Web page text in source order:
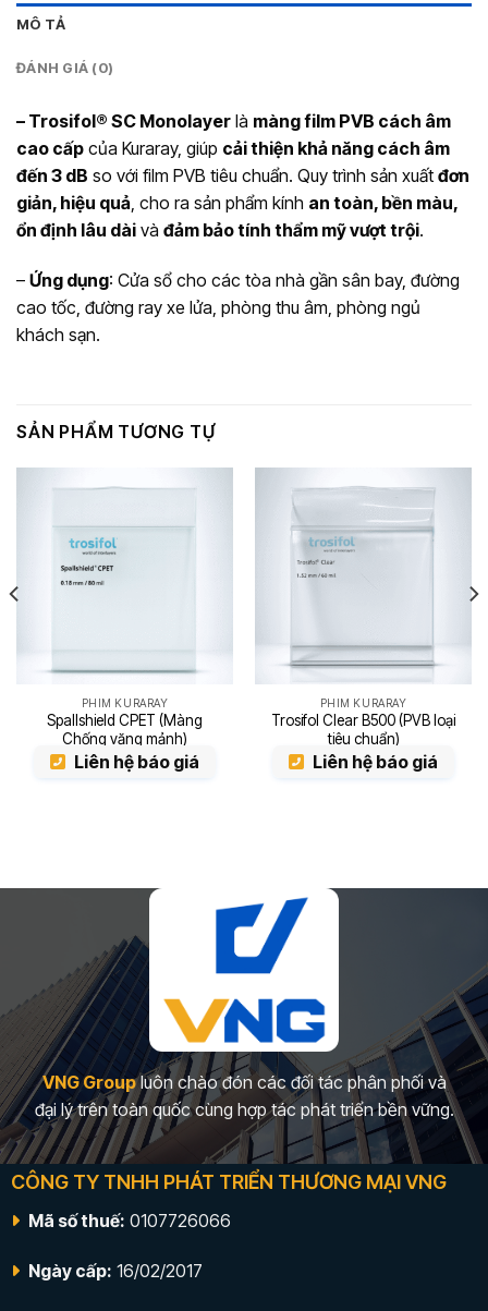
MÔ TẢ
ĐÁNH GIÁ (0)
– Trosifol® SC Monolayer là màng film PVB cách âm
cao cấp của Kuraray, giúp cải thiện khả năng cách âm
đến 3 dB so với film PVB tiêu chuẩn. Quy trình sản xuất đơn
giản, hiệu quả, cho ra sản phẩm kính an toàn, bền màu,
ổn định lâu dài và đảm bảo tính thẩm mỹ vượt trội.
– Ứng dụng: Cửa sổ cho các tòa nhà gần sân bay, đường
cao tốc, đường ray xe lửa, phòng thu âm, phòng ngủ
khách sạn.
SẢN PHẨM TƯƠNG TỰ
PHIM KURARAY
Spallshield CPET (Màng
Chống văng mảnh)
Liên hệ báo giá
PHIM KURARAY
Trosifol Clear B500 (PVB loại
tiêu chuẩn)
Liên hệ báo giá
VNG Groupluôn chào đón các đối tác phân phối và
đại lý trên toàn quốc cùng hợp tác phát triển bền vững.
CÔNG TY TNHH PHÁT TRIỂN THƯƠNG MẠI VNG
Mã số thuế: 0107726066
Ngày cấp: 16/02/2017